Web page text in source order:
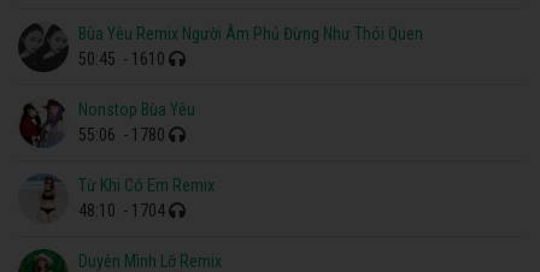
Bùa Yêu Remix Người Âm Phủ Đừng Như Thói Quen
50:45 - 1610
Nonstop Bùa Yêu
55:06 - 1780
Từ Khi Có Em Remix
48:10 - 1704
Duyên Mình Lỡ Remix